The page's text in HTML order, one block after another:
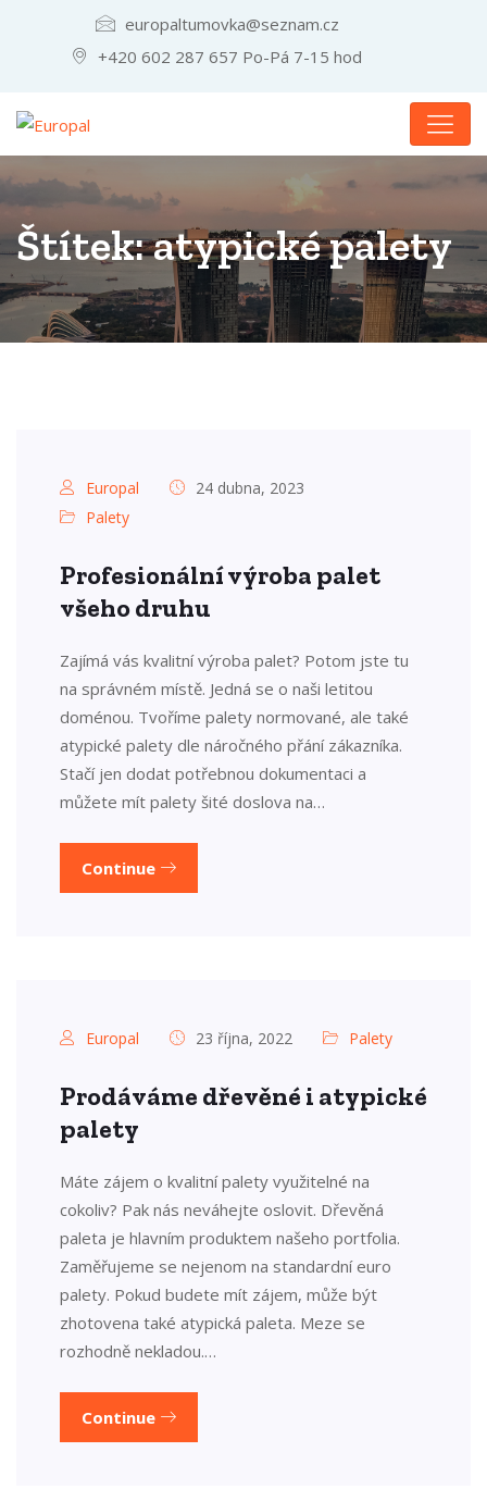
europaltumovka@seznam.cz
+420 602 287 657 Po-Pá 7-15 hod
Štítek:atypické palety
Europal
24 dubna, 2023
Palety
Profesionální výroba palet
všeho druhu
Zajímá vás kvalitní výroba palet? Potom jste tu
na správném místě. Jedná se o naši letitou
doménou. Tvoříme palety normované, ale také
atypické palety dle náročného přání zákazníka.
Stačí jen dodat potřebnou dokumentaci a
můžete mít palety šité doslova na…
Continue
Europal 23 října, 2022 Palety
Prodáváme dřevěné i atypické
palety
Máte zájem o kvalitní palety využitelné na
cokoliv? Pak nás neváhejte oslovit. Dřevěná
paleta je hlavním produktem našeho portfolia.
Zaměřujeme se nejenom na standardní euro
palety. Pokud budete mít zájem, může být
zhotovena také atypická paleta. Meze se
rozhodně nekladou.…
Continue